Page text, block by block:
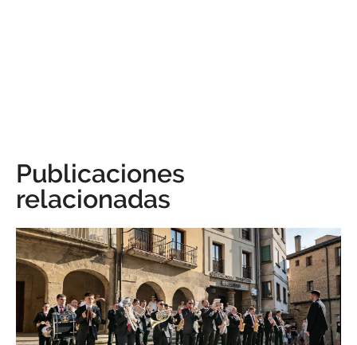
Publicaciones
relacionadas